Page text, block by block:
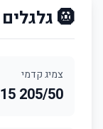
🛞 גלגלים וצמיגים
צמיג קדמי
205/50 R15